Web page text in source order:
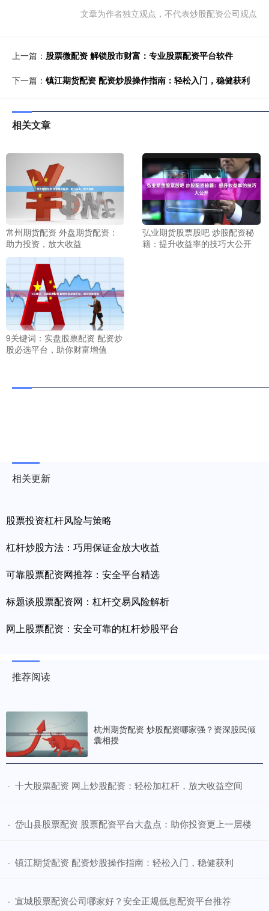
文章为作者独立观点，不代表炒股配资公司观点
上一篇： 股票微配资 解锁股市财富：专业股票配资平台软件
下一篇： 镇江期货配资 配资炒股操作指南：轻松入门，稳健获利
相关文章
常州期货配资 外盘期货配资：
助力投资，放大收益
弘业期货股票股吧 炒股配资秘
籍：提升收益率的技巧大公开
9关键词：实盘股票配资 配资炒
股必选平台，助你财富增值
相关更新
股票投资杠杆风险与策略
杠杆炒股方法：巧用保证金放大收益
可靠股票配资网推荐：安全平台精选
标题谈股票配资网：杠杆交易风险解析
网上股票配资：安全可靠的杠杆炒股平台
推荐阅读
杭州期货配资 炒股配资哪家强？资深股民倾
囊相授
· ​十大股票配资 网上炒股配资：轻松加杠杆，放大收益空间
· ​岱山县股票配资 股票配资平台大盘点：助你投资更上一层楼
· ​镇江期货配资 配资炒股操作指南：轻松入门，稳健获利
· ​宣城股票配资公司哪家好？安全正规低息配资平台推荐